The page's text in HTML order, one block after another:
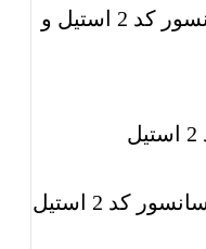
شرایط خرید کابین آسانسور کد 2 استیل و
کد 2 استیل